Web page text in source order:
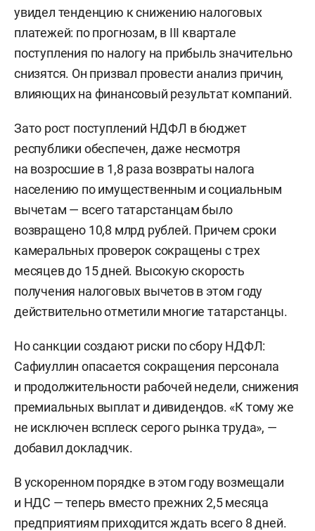
увидел тенденцию к снижению налоговых
платежей: по прогнозам, в III квартале
поступления по налогу на прибыль значительно
снизятся. Он призвал провести анализ причин,
влияющих на финансовый результат компаний.
Зато рост поступлений НДФЛ в бюджет
республики обеспечен, даже несмотря
на возросшие в 1,8 раза возвраты налога
населению по имущественным и социальным
вычетам — всего татарстанцам было
возвращено 10,8 млрд рублей. Причем сроки
камеральных проверок сокращены с трех
месяцев до 15 дней. Высокую скорость
получения налоговых вычетов в этом году
действительно отметили многие татарстанцы.
Но санкции создают риски по сбору НДФЛ:
Сафиуллин опасается сокращения персонала
и продолжительности рабочей недели, снижения
премиальных выплат и дивидендов. «К тому же
не исключен всплеск серого рынка труда», —
добавил докладчик.
В ускоренном порядке в этом году возмещали
и НДС — теперь вместо прежних 2,5 месяца
предприятиям приходится ждать всего 8 дней.